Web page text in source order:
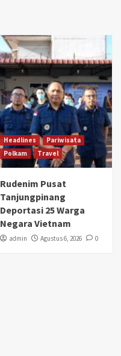
Headlines
Pariwisata
Polkam
Travel
Rudenim Pusat
Tanjungpinang
Deportasi 25 Warga
Negara Vietnam
admin Agustus 6, 2026 0